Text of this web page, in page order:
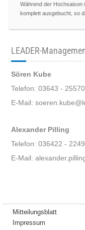
Während der Hochsaison
komplett ausgebucht, so
LEADER-
Sören Kube
Telefon: 03643 -
E-Mail:
Alexander Pilling
Telefon: 036422 -
E-Mail:
Mitteilungsblatt
Impressum